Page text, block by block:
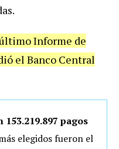
Informe de
el Banco Central
pagos
elegidos fueron el